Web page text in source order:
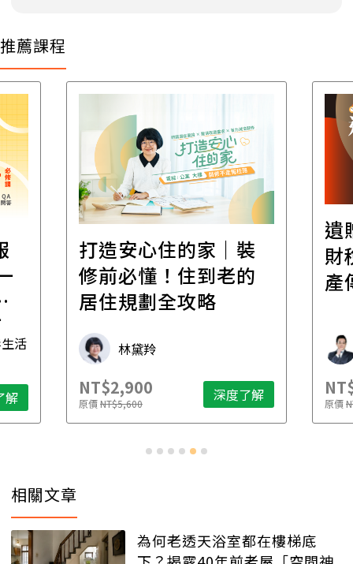
推薦課程
活
解
打造安心住的家｜裝
修前必懂！住到老的
居住規劃全攻略
林黛羚
NT$2,900
原價NT$5,600 深度了解
遺
財
產
原價
相關文章
為何老透天浴室都在樓梯底